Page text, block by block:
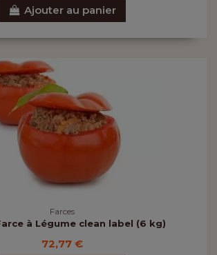
Ajouter au panier
Farces
à Légume clean label (6 kg)
72,77 €